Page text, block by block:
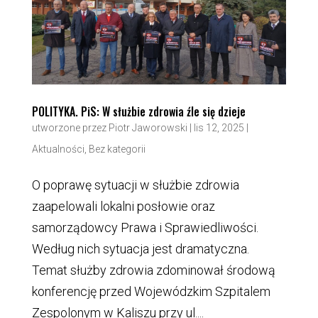
POLITYKA. PiS: W służbie zdrowia źle się dzieje
utworzone przez Piotr Jaworowski | lis 12, 2025 |
Aktualności Bez kategorii
O poprawę sytuacji w służbie zdrowia
zaapelowali lokalni posłowie oraz
samorządowcy Prawa i Sprawiedliwości.
Według nich sytuacja jest dramatyczna.
Temat służby zdrowia zdominował środową
konferencję przed Wojewódzkim Szpitalem
Zespolonym w Kaliszu przy ul....